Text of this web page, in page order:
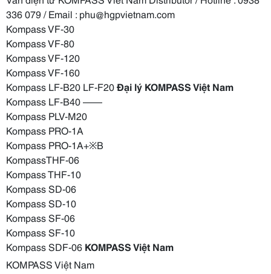
336 079 / Email : phu@hgpvietnam.com
Kompass VF-30
Kompass VF-80
Kompass VF-120
Kompass VF-160
Kompass LF-B20 LF-F20Đại lý KOMPASS Việt Nam
Kompass LF-B40 ——
Kompass PLV-M20
Kompass PRO-1A
Kompass PRO-1A+※B
KompassTHF-06
Kompass THF-10
Kompass SD-06
Kompass SD-10
Kompass SF-06
Kompass SF-10
Kompass SDF-06 KOMPASS Việt Nam
KOMPASS Việt Nam